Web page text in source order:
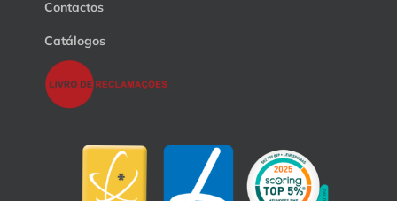
Contactos
Catálogos